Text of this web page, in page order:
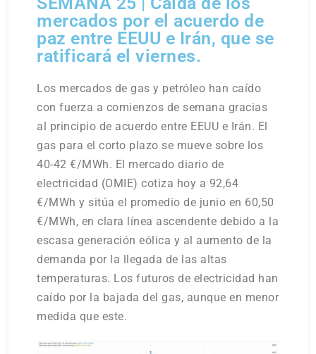
mercados por el acuerdo de
paz entre EEUU e Irán, que se
ratificará el viernes.
Los mercados de gas y petróleo han caído
con fuerza a comienzos de semana gracias
al principio de acuerdo entre EEUU e Irán. El
gas para el corto plazo se mueve sobre los
40-42 €/MWh. El mercado diario de
electricidad (OMIE) cotiza hoy a 92,64
€/MWh y sitúa el promedio de junio en 60,50
€/MWh, en clara línea ascendente debido a la
escasa generación eólica y al aumento de la
demanda por la llegada de las altas
temperaturas. Los futuros de electricidad han
caído por la bajada del gas, aunque en menor
medida que este.